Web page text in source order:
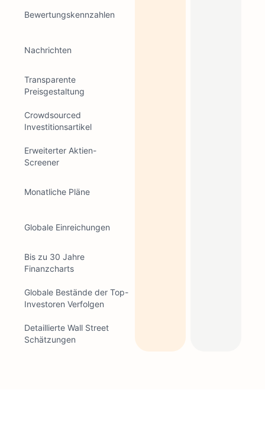
Bewertungskennzahlen
Nachrichten
Transparente
Preisgestaltung
Crowdsourced
Investitionsartikel
Erweiterter Aktien-
Screener
Monatliche Pläne
Globale Einreichungen
Bis zu 30 Jahre
Finanzcharts
Globale Bestände der Top-
Investoren Verfolgen
Detaillierte Wall Street
Schätzungen